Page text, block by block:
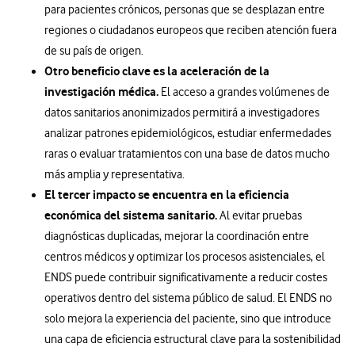
para pacientes crónicos, personas que se desplazan entre
regiones o ciudadanos europeos que reciben atención fuera
de su país de origen.
Otro beneficio clave es la aceleración de la
investigación médica. El acceso a grandes volúmenes de
datos sanitarios anonimizados permitirá a investigadores
analizar patrones epidemiológicos, estudiar enfermedades
raras o evaluar tratamientos con una base de datos mucho
más amplia y representativa.
El tercer impacto se encuentra en la eficiencia
económica del sistema sanitario.Al evitar pruebas
diagnósticas duplicadas, mejorar la coordinación entre
centros médicos y optimizar los procesos asistenciales, el
ENDS puede contribuir significativamente a reducir costes
operativos dentro del sistema público de salud. El ENDS no
solo mejora la experiencia del paciente, sino que introduce
una capa de eficiencia estructural clave para la sostenibilidad